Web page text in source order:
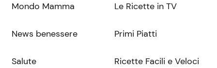
Mondo Mamma
News benessere
Salute
Le Ricette in TV
Primi Piatti
Ricette Facili e Veloci